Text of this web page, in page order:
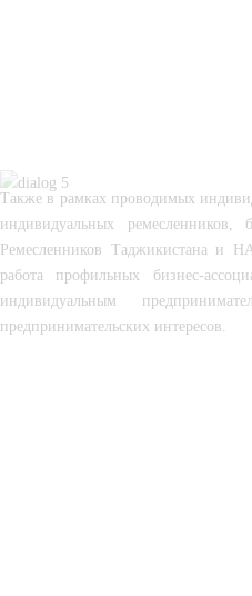
Также в рамках проводимых
индивидуальных
Ремесленников Таджикистана
работа профильных бизнес-
индивидуальным
предпринимательских интересов.